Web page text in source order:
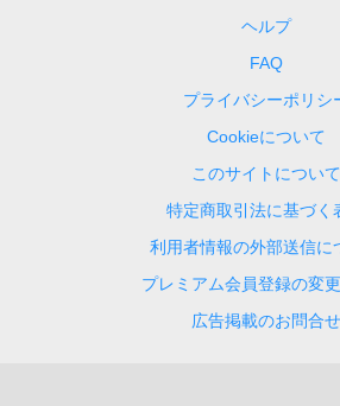
ヘルプ
FAQ
プライバシーポリシ
Cookieについて
このサイトについて
特定商取引法に基づく
利用者情報の外部送信に
プレミアム会員登録の変
広告掲載のお問合せ